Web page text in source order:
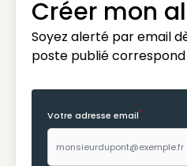
Créer mon
Soyez alerté par email
poste publié
Votre adresse email*